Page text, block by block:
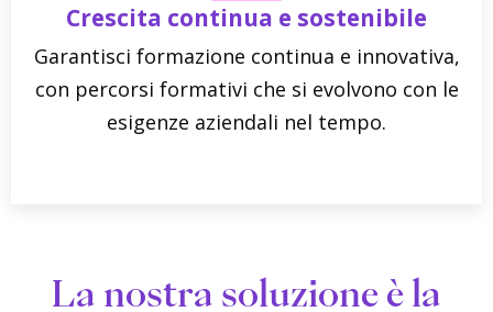
Crescita continua e sostenibile
Garantisci formazione continua e innovativa,
con percorsi formativi che si evolvono con le
esigenze aziendali nel tempo.
La nostra soluzione è la